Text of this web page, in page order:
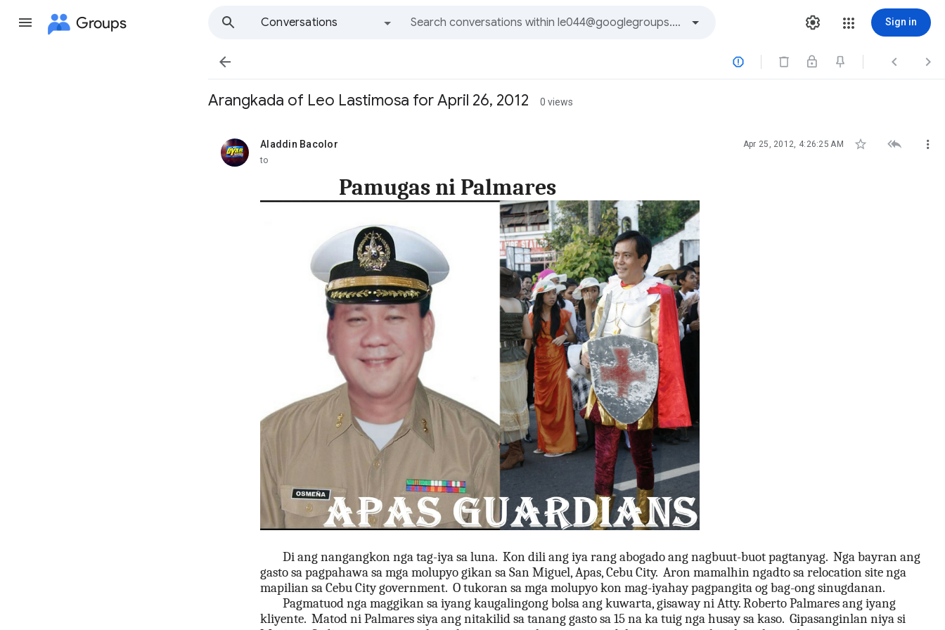
Groups
Conversations
Sign in
   
Arangkada of Leo Lastimosa for April 26, 2012 0 views
Aladdin Bacolor
unread, Apr 25, 2012, 4:26:25 AM   
to
Pamugas ni Palmares
Di ang nangangkon nga tag-iya sa luna.  Kon dili ang iya rang abogado ang nagbuut-buot pagtanyag.  Nga bayran ang
gasto sa pagpahawa sa mga molupyo gikan sa San Miguel, Apas, Cebu City.  Aron mamalhin ngadto sa relocation site nga
mapilian sa Cebu City government.  O tukoran sa mga molupyo kon mag-iyahay pagpangita og bag-ong sinugdanan.
Pagmatuod nga maggikan sa iyang kaugalingong bolsa ang kuwarta, gisaway ni Atty. Roberto Palmares ang iyang
kliyente.  Matod ni Palmares siya ang nitakilid sa tanang gasto sa 15 na ka tuig nga husay sa kaso.  Gipasanginlan niya si